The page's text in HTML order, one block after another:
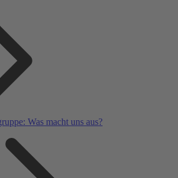
Was macht uns aus?